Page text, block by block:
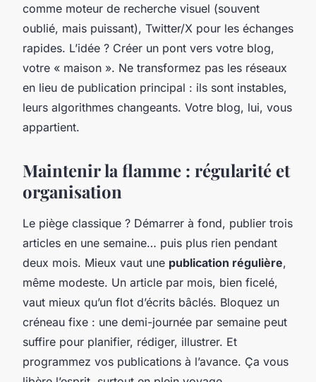
comme moteur de recherche visuel (souvent
oublié, mais puissant), Twitter/X pour les échanges
rapides. L’idée ? Créer un pont vers votre blog,
votre « maison ». Ne transformez pas les réseaux
en lieu de publication principal : ils sont instables,
leurs algorithmes changeants. Votre blog, lui, vous
appartient.
Maintenir la flamme : régularité et
organisation
Le piège classique ? Démarrer à fond, publier trois
articles en une semaine… puis plus rien pendant
deux mois. Mieux vaut une publication régulière,
même modeste. Un article par mois, bien ficelé,
vaut mieux qu’un flot d’écrits bâclés. Bloquez un
créneau fixe : une demi-journée par semaine peut
suffire pour planifier, rédiger, illustrer. Et
programmez vos publications à l’avance. Ça vous